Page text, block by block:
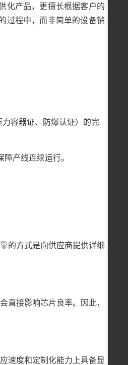
化产品，更擅长根据客户的
过程中，而非简单的设备销
容器证、防爆认证）的完
产线连续运行。
的方式是向供应商提供详细
直接影响芯片良率。因此，
速度和定制化能力上具备显